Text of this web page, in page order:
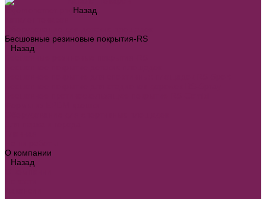
Назад
Бесшовные резиновые покрытия-RS
Назад
О компании
Назад